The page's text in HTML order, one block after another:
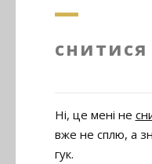
снитися
Ні, це мені не
вже не сплю, а
гук.